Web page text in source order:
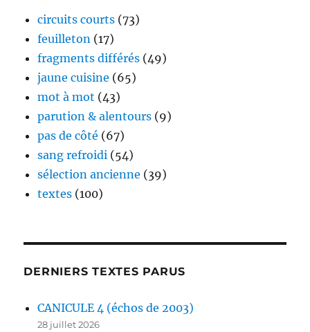
circuits courts (73)
feuilleton (17)
fragments différés (49)
jaune cuisine (65)
mot à mot (43)
parution & alentours (9)
pas de côté (67)
sang refroidi (54)
sélection ancienne (39)
textes (100)
DERNIERS TEXTES PARUS
CANICULE 4 (échos de 2003)
28 juillet 2026